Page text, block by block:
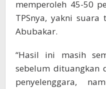
memperoleh 45-50
TPSnya, yakni
Abubakar.
“Hasil ini masih
sebelum dituangkan
penyelenggara,